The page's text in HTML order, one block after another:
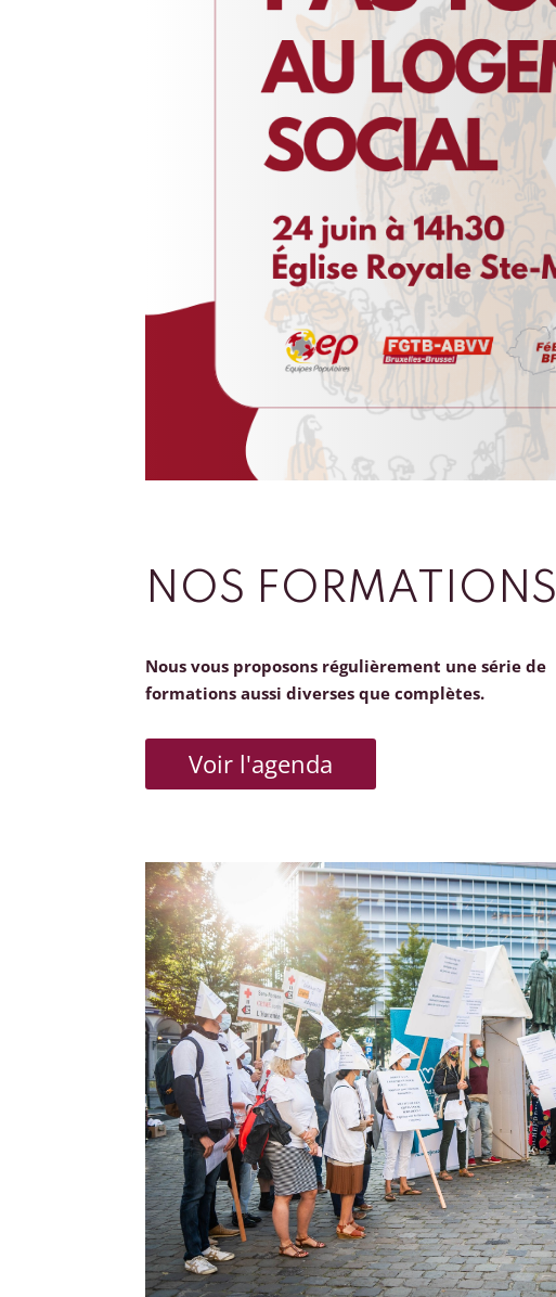
NOS FORMATIONS
Nous vous proposons régulièrement une série de
formations aussi diverses que complètes.
Voir l'agenda